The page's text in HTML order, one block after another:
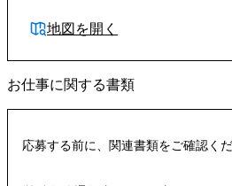
地図を開く
お仕事に関する書類
応募する前に、関連書類をご確認くだ